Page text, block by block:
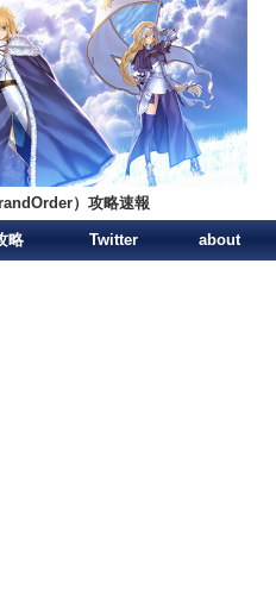
）攻略速報
略 Twitter about